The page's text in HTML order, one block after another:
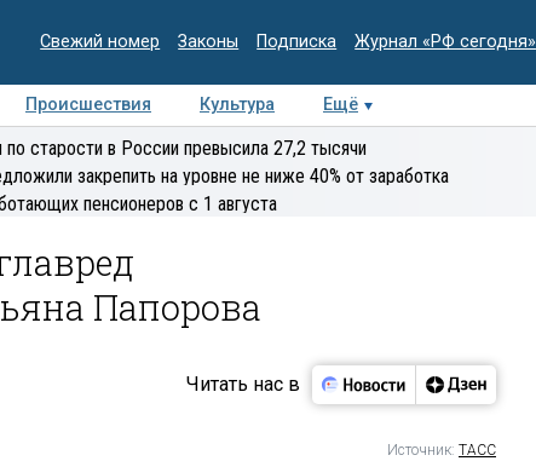
Свежий номер Законы Подписка Журнал «РФ сегодня»
Происшествия Культура Ещё
Интервью Колумнисты
экспертиза
старости в России превысила 27,2 тысячи
закрепить на уровне не ниже 40% от заработка
пенсионеров с 1 августа
Папорова
Читать нас в
Источник: ТАСС